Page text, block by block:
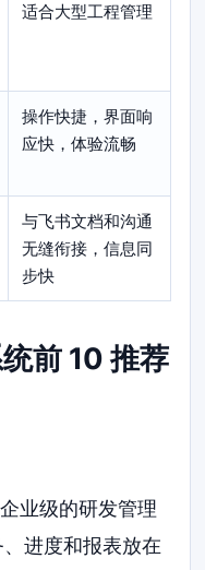
适合大型工程管理
操作快捷，界面响
应快，体验流畅
与飞书文档和沟通
无缝衔接，信息同
步快
前 10 推荐
业级的研发管理
进度和报表放在